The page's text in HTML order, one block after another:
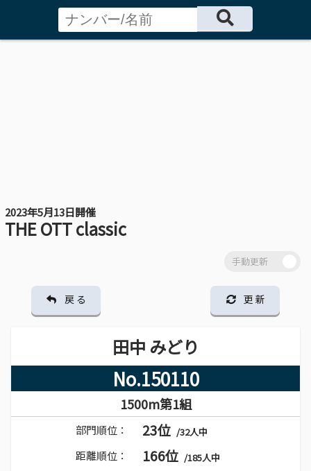
2023年5月13日開催
THE OTT classic
戻 る 更 新
田中 みどり
No.150110
1500m第1組
部門順位： 23位 /32人中
距離順位： 166位 /185人中